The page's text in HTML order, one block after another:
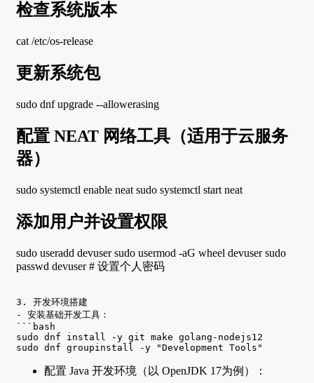
检查系统版本
cat /etc/os-release
更新系统包
sudo dnf upgrade --allowerasing
配置 NEAT 网络工具（适用于云服务
器）
sudo systemctl enable neat sudo systemctl start neat
添加用户并设置权限
sudo useradd devuser sudo usermod -aG wheel devuser sudo
passwd devuser # 设置个人密码
3. 开发环境搭建
- 安装基础开发工具：
```bash
sudo dnf install -y git make golang-nodejs12
sudo dnf groupinstall -y "Development Tools"
配置 Java 开发环境（以 OpenJDK 17为例）：